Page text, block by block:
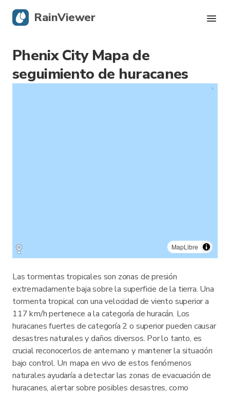
Phenix City Mapa de
seguimiento de huracanes
MapLibre
Las tormentas tropicales son zonas de presión
extremadamente baja sobre la superficie de la tierra. Una
tormenta tropical con una velocidad de viento superior a
117 km/h pertenece a la categoría de huracán. Los
huracanes fuertes de categoría 2 o superior pueden causar
desastres naturales y daños diversos. Por lo tanto, es
crucial reconocerlos de antemano y mantener la situación
bajo control. Un mapa en vivo de estos fenómenos
naturales ayudaría a detectar las zonas de evacuación de
huracanes, alertar sobre posibles desastres, como
RainViewer
Radar en vivo
Rastreador de huracanes